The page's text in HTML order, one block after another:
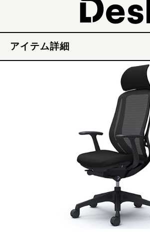
アイテム詳細